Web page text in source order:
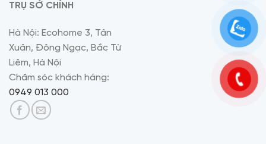
TRỤ SỞ CHÍNH
Hà Nội: Ecohome 3, Tân
Xuân, Đông Ngạc, Bắc Từ
Liêm, Hà Nội
Chăm sóc khách hàng:
0949 013 000